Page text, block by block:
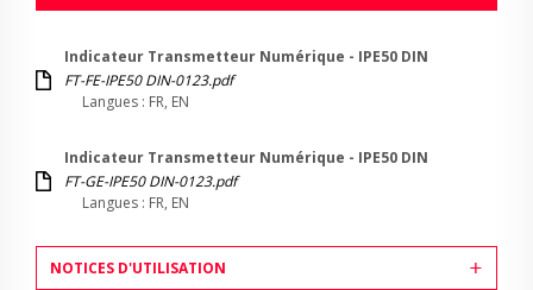
Indicateur Transmetteur Numérique - IPE50 DIN
FT-FE-IPE50 DIN-0123.pdf
Langues : FR, EN
Indicateur Transmetteur Numérique - IPE50 DIN
FT-GE-IPE50 DIN-0123.pdf
Langues : FR, EN
NOTICES D'UTILISATION